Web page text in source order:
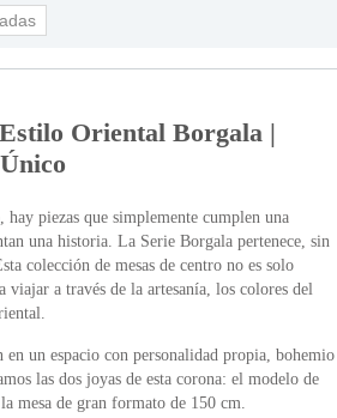
Oriental Borgala |
piezas que simplemente cumplen una
una historia. La Serie Borgala pertenece, sin
colección de mesas de centro no es solo
a través de la artesanía, los colores del
en un espacio con personalidad propia, bohemio
las dos joyas de esta corona: el modelo de
mesa de gran formato de 150 cm.